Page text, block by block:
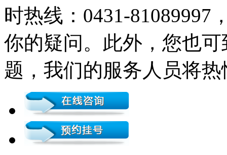
时热线：0431-81089997
你的疑问。此外，您也
题，我们的服务人员将